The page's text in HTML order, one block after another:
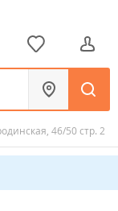
46/50 стр. 2